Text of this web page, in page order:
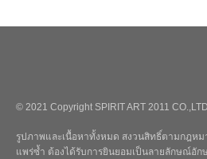
© 2021 Copyright SPIRIT ART 2011
รูปภาพและเนื้อหาทั้งหมด สงวนสิทธิ์ตามกฎหม
แพร่ซ้ำ ต้องได้รับการยินยอมเป็นลายลักษณ์อัก